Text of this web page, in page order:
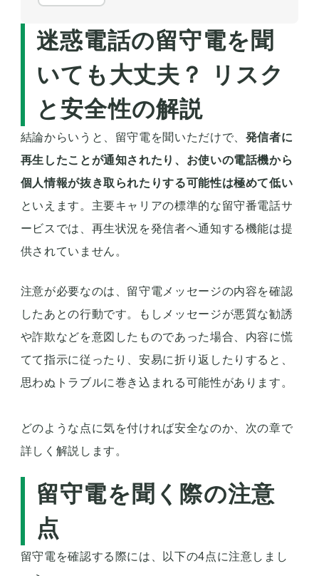
迷惑電話の留守電を聞
いても大丈夫？ リスク
と安全性の解説
結論からいうと、留守電を聞いただけで、 発信者に
再生したことが通知されたり、お使いの電話機から
個人情報が抜き取られたりする可能性は極めて低い
といえます。主要キャリアの標準的な留守番電話サ
ービスでは、再生状況を発信者へ通知する機能は提
供されていません。
注意が必要なのは、留守電メッセージの内容を確認
したあとの行動です。もしメッセージが悪質な勧誘
や詐欺などを意図したものであった場合、内容に慌
てて指示に従ったり、安易に折り返したりすると、
思わぬトラブルに巻き込まれる可能性があります。
どのような点に気を付ければ安全なのか、次の章で
詳しく解説します。
留守電を聞く際の注意
点
留守電を確認する際には、以下の4点に注意しまし